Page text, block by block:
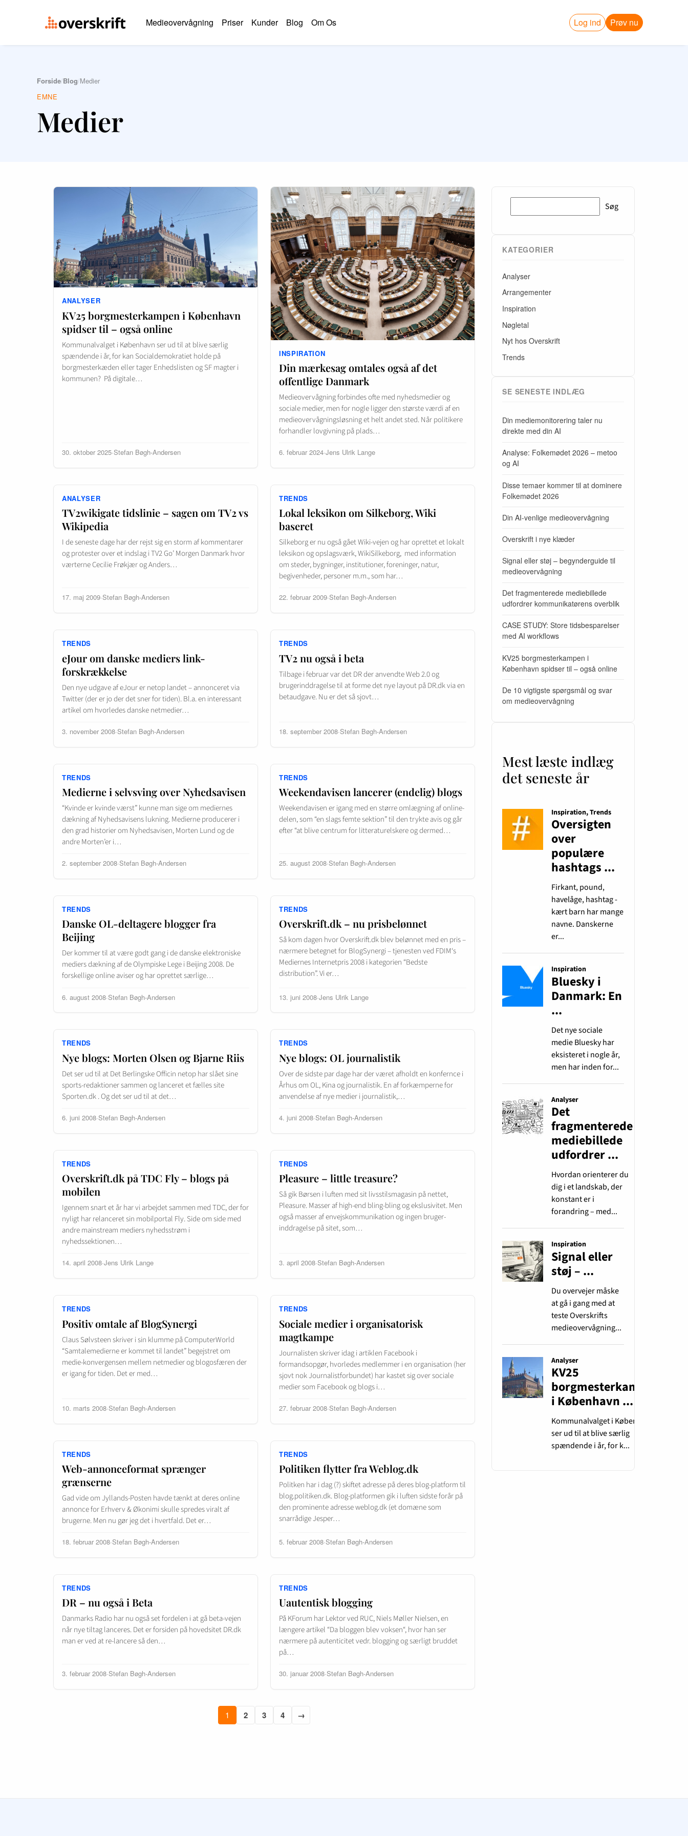
Medieovervågning Priser Kunder Blog Om Os Log ind Prøv nu
Forside/Blog/Medier
EMNE
Medier
ANALYSER
KV25 borgmesterkampen i København
spidser til – også online
Kommunalvalget i København ser ud til at blive særlig
spændende i år, for kan Socialdemokratiet holde på
borgmesterkæden eller tager Enhedslisten og SF magter i
kommunen? På digitale…
30. oktober 2025·Stefan Bøgh-Andersen
INSPIRATION
Din mærkesag omtales også af det
offentlige Danmark
Medieovervågning forbindes ofte med nyhedsmedier og
sociale medier, men for nogle ligger den største værdi af en
medieovervågningsløsning et helt andet sted. Når politikere
forhandler lovgivning på plads…
6. februar 2024·Jens Ulrik Lange
ANALYSER
TV2wikigate tidslinie – sagen om TV2 vs
Wikipedia
I de seneste dage har der rejst sig en storm af kommentarer
og protester over et indslag i TV2 Go’ Morgen Danmark hvor
værterne Cecilie Frøkjær og Anders…
17. maj 2009·Stefan Bøgh-Andersen
TRENDS
Lokal leksikon om Silkeborg, Wiki
baseret
Silkeborg er nu også gået Wiki-vejen og har oprettet et lokalt
leksikon og opslagsværk, WikiSilkeborg, med information
om steder, bygninger, institutioner, foreninger, natur,
begivenheder, personer m.m., som har…
22. februar 2009·Stefan Bøgh-Andersen
TRENDS
eJour om danske mediers link-
forskrækkelse
Den nye udgave af eJour er netop landet – annonceret via
Twitter (der er jo der det sner for tiden). Bl.a. en interessant
artikel om hvorledes danske netmedier…
3. november 2008·Stefan Bøgh-Andersen
TRENDS
TV2 nu også i beta
Tilbage i februar var det DR der anvendte Web 2.0 og
brugerinddragelse til at forme det nye layout på DR.dk via en
betaudgave. Nu er det så sjovt…
18. september 2008·Stefan Bøgh-Andersen
TRENDS
Medierne i selvsving over Nyhedsavisen
“Kvinde er kvinde værst” kunne man sige om mediernes
dækning af Nyhedsavisens lukning. Medierne producerer i
den grad historier om Nyhedsavisen, Morten Lund og de
andre Morten’er i…
2. september 2008·Stefan Bøgh-Andersen
TRENDS
Weekendavisen lancerer (endelig) blogs
Weekendavisen er igang med en større omlægning af online-
delen, som “en slags femte sektion” til den trykte avis og går
efter “at blive centrum for litteraturelskere og dermed…
25. august 2008·Stefan Bøgh-Andersen
TRENDS
Danske OL-deltagere blogger fra
Beijing
Der kommer til at være godt gang i de danske elektroniske
mediers dækning af de Olympiske Lege i Beijing 2008. De
forskellige online aviser og har oprettet særlige…
6. august 2008·Stefan Bøgh-Andersen
TRENDS
Overskrift.dk – nu prisbelønnet
Så kom dagen hvor Overskrift.dk blev belønnet med en pris –
nærmere betegnet for BlogSynergi – tjenesten ved FDIM‘s
Mediernes Internetpris 2008 i kategorien “Bedste
distribution”. Vi er…
13. juni 2008·Jens Ulrik Lange
TRENDS
Nye blogs: Morten Olsen og Bjarne Riis
Det ser ud til at Det Berlingske Officin netop har slået sine
sports-redaktioner sammen og lanceret et fælles site
Sporten.dk . Og det ser ud til at det…
6. juni 2008·Stefan Bøgh-Andersen
TRENDS
Nye blogs: OL journalistik
Over de sidste par dage har der været afholdt en konfernce i
Århus om OL, Kina og journalistik. En af forkæmperne for
anvendelse af nye medier i journalistik,…
4. juni 2008·Stefan Bøgh-Andersen
TRENDS
Overskrift.dk på TDC Fly – blogs på
mobilen
Igennem snart et år har vi arbejdet sammen med TDC, der for
nyligt har relanceret sin mobilportal Fly. Side om side med
andre mainstream mediers nyhedsstrøm i
nyhedssektionen…
14. april 2008·Jens Ulrik Lange
TRENDS
Pleasure – little treasure?
Så gik Børsen i luften med sit livsstilsmagasin på nettet,
Pleasure. Masser af high-end bling-bling og ekslusivitet. Men
også masser af envejskommunikation og ingen bruger-
inddragelse på sitet, som…
3. april 2008·Stefan Bøgh-Andersen
TRENDS
Positiv omtale af BlogSynergi
Claus Sølvsteen skriver i sin klumme på ComputerWorld
“Samtalemedierne er kommet til landet” begejstret om
medie-konvergensen mellem netmedier og blogosfæren der
er igang for tiden. Det er med…
10. marts 2008·Stefan Bøgh-Andersen
TRENDS
Sociale medier i organisatorisk
magtkampe
Journalisten skriver idag i artiklen Facebook i
formandsopgør, hvorledes medlemmer i en organisation (her
sjovt nok Journalistforbundet) har kastet sig over sociale
medier som Facebook og blogs i…
27. februar 2008·Stefan Bøgh-Andersen
TRENDS
Web-annonceformat sprænger
grænserne
Gad vide om Jyllands-Posten havde tænkt at deres online
annonce for Erhverv & Økonimi skulle spredes viralt af
brugerne. Men nu gør jeg det i hvertfald. Det er…
18. februar 2008·Stefan Bøgh-Andersen
TRENDS
Politiken flytter fra Weblog.dk
Politken har i dag (?) skiftet adresse på deres blog-platform til
blog.politiken.dk. Blog-platformen gik i luften sidste forår på
den prominente adresse weblog.dk (et domæne som
snarrådige Jesper…
5. februar 2008·Stefan Bøgh-Andersen
TRENDS
DR – nu også i Beta
Danmarks Radio har nu også set fordelen i at gå beta-vejen
når nye tiltag lanceres. Det er forsiden på hovedsitet DR.dk
man er ved at re-lancere så den…
3. februar 2008·Stefan Bøgh-Andersen
TRENDS
Uautentisk blogging
På KForum har Lektor ved RUC, Niels Møller Nielsen, en
længere artikel “Da bloggen blev voksen“, hvor han ser
nærmere på autenticitet vedr. blogging og særligt bruddet
på…
30. januar 2008·Stefan Bøgh-Andersen
1 2 3 4 →
Søg
KATEGORIER
Analyser
Arrangementer
Inspiration
Nøgletal
Nyt hos Overskrift
Trends
SE SENESTE INDLÆG
Din mediemonitorering taler nu
direkte med din AI
Analyse: Folkemødet 2026 – metoo
og AI
Disse temaer kommer til at dominere
Folkemødet 2026
Din AI-venlige medieovervågning
Overskrift i nye klæder
Signal eller støj – begynderguide til
medieovervågning
Det fragmenterede mediebillede
udfordrer kommunikatørens overblik
CASE STUDY: Store tidsbesparelser
med AI workflows
KV25 borgmesterkampen i
København spidser til – også online
De 10 vigtigste spørgsmål og svar
om medieovervågning
Mest læste indlæg
det seneste år